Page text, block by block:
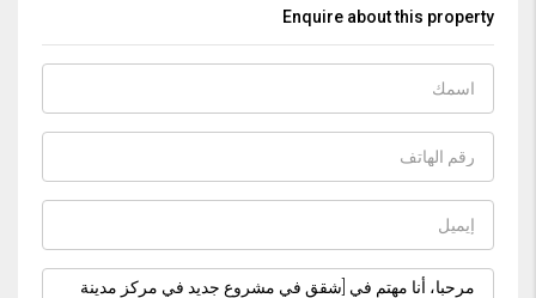
Enquire about this property